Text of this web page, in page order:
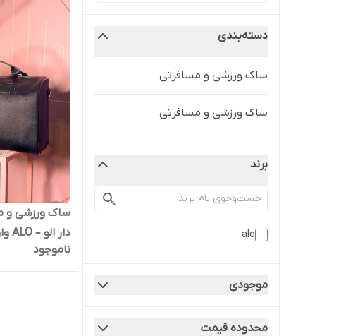
دسته‌بندی
ساک ورزشی و مسافرتی
ساک ورزشی و مسافرتی
برند
alo
موجودی
محدوده قیمت
دار الو – ALO وارداتی
ناموجود